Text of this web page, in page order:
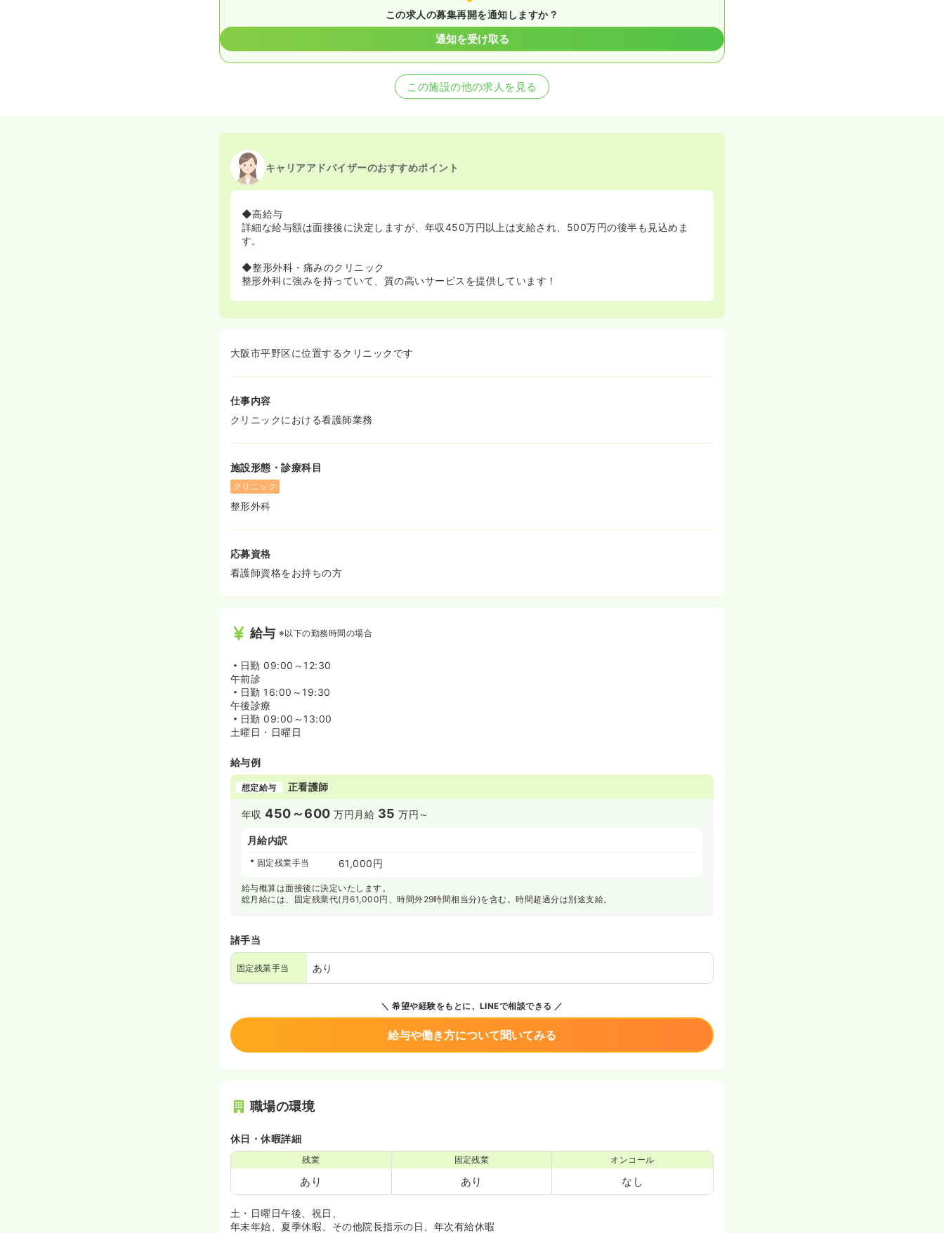
この求人の募集再開を通知しますか？
通知を受け取る
この施設の他の求人を見る
キャリアアドバイザーのおすすめポイント
◆高給与
詳細な給与額は面接後に決定しますが、年収450万円以上は支給され、500万円の後半も見込めま
す。
◆整形外科・痛みのクリニック
整形外科に強みを持っていて、質の高いサービスを提供しています！
大阪市平野区に位置するクリニックです
仕事内容
クリニックにおける看護師業務
施設形態・診療科目
クリニック
整形外科
応募資格
看護師資格をお持ちの方
給与 ※以下の勤務時間の場合
日勤 09:00～12:30
午前診
日勤 16:00～19:30
午後診療
日勤 09:00～13:00
土曜日・日曜日
給与例
想定給与 正看護師
年収450～600 万円 月給 35 万円～
月給内訳
固定残業手当 61,000円
給与概算は面接後に決定いたします。
総月給には、固定残業代(月61,000円、時間外29時間相当分)を含む。時間超過分は別途支給。
諸手当
固定残業手当 あり
希望や経験をもとに、LINEで相談できる
給与や働き方について聞いてみる
職場の環境
休日・休暇詳細
残業
あり
固定残業
あり
オンコール
なし
土・日曜日午後、祝日、
年末年始、夏季休暇、その他院長指示の日、年次有給休暇